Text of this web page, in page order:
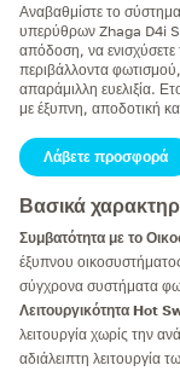
Αναβαθμίστε το
υπερύθρων Zhaga D4i
απόδοση, να
περιβάλλοντα
απαράμιλλη ευελιξία.
με έξυπνη, αποδοτική
Λάβετε προσφορά
Βασικά
Συμβατότητα με το
έξυπνου
σύγχρονα συστήματα
Λειτουργικότητα Hot
λειτουργία χωρίς την
αδιάλειπτη